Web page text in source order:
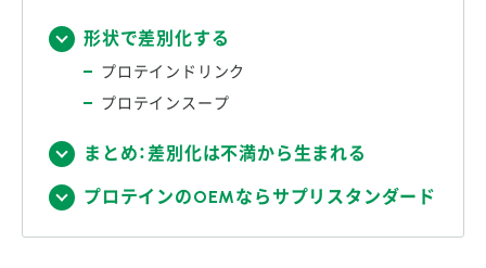
形状で差別化する
プロテインドリンク
プロテインスープ
まとめ：差別化は不満から生まれる
プロテインのOEMならサプリスタンダード